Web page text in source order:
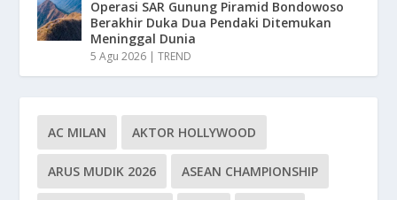
Operasi SAR Gunung Piramid Bondowoso
Berakhir Duka Dua Pendaki Ditemukan
Meninggal Dunia
5 Agu 2026 |TREND
AC MILAN AKTOR HOLLYWOOD
ARUS MUDIK 2026 ASEAN CHAMPIONSHIP